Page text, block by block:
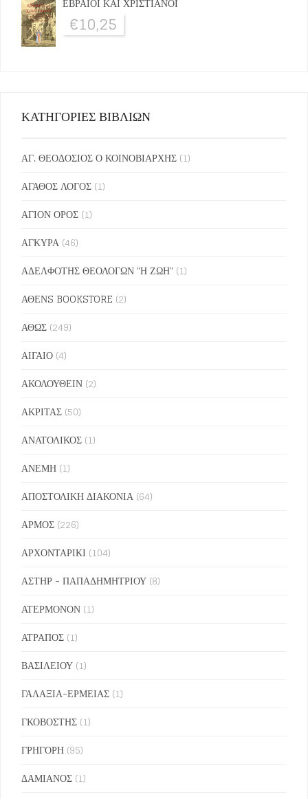
€10,25
ΚΑΤΗΓΟΡΙΕΣ ΒΙΒΛΙΩΝ
ΑΓ. ΘΕΟΔΟΣΙΟΣ Ο ΚΟΙΝΟΒΙΑΡΧΗΣ (1)
ΑΓΑΘΟΣ ΛΟΓΟΣ (1)
ΑΓΙΟΝ ΟΡΟΣ (1)
ΑΓΚΥΡΑ (46)
ΑΔΕΛΦΟΤΗΣ ΘΕΟΛΟΓΩΝ "Η ΖΩΗ" (1)
ΑΘΕΝS BOOKSTORE (2)
ΑΘΩΣ (249)
ΑΙΓΑΙΟ (4)
ΑΚΟΛΟΥΘΕΙΝ (2)
ΑΚΡΙΤΑΣ (50)
ΑΝΑΤΟΛΙΚΟΣ (1)
ΑΝΕΜΗ (1)
ΑΠΟΣΤΟΛΙΚΗ ΔΙΑΚΟΝΙΑ (64)
ΑΡΜΟΣ (226)
ΑΡΧΟΝΤΑΡΙΚΙ (104)
ΑΣΤΗΡ - ΠΑΠΑΔΗΜΗΤΡΙΟΥ (8)
ΑΤΕΡΜΟΝΟΝ (1)
ΑΤΡΑΠΟΣ (1)
ΒΑΣΙΛΕΙΟΥ (1)
ΓΑΛΑΞΙΑ-ΕΡΜΕΙΑΣ (1)
ΓΚΟΒΟΣΤΗΣ (1)
ΓΡΗΓΟΡΗ (95)
ΔΑΜΙΑΝΟΣ (1)